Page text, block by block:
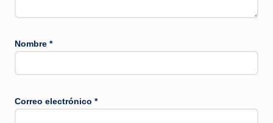
Nombre *
Correo electrónico *